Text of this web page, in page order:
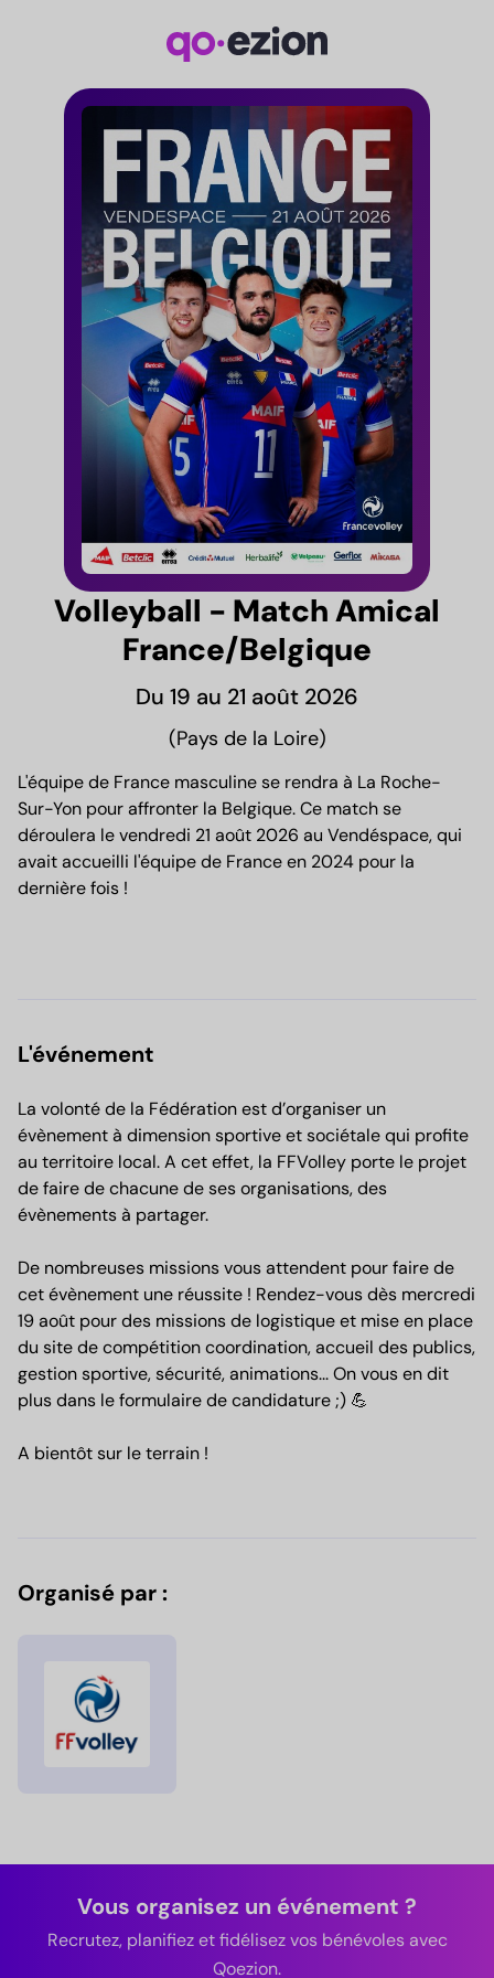
Volleyball - Match Amical
France/Belgique
Du 19 au 21 août 2026
(Pays de la Loire)
L'équipe de France masculine se rendra à La Roche-
Sur-Yon pour affronter la Belgique. Ce match se
déroulera le vendredi 21 août 2026 au Vendéspace, qui
avait accueilli l'équipe de France en 2024 pour la
dernière fois !
L'événement
La volonté de la Fédération est d’organiser un
évènement à dimension sportive et sociétale qui profite
au territoire local. A cet effet, la FFVolley porte le projet
de faire de chacune de ses organisations, des
évènements à partager.
De nombreuses missions vous attendent pour faire de
cet évènement une réussite ! Rendez-vous dès mercredi
19 août pour des missions de logistique et mise en place
du site de compétition coordination, accueil des publics,
gestion sportive, sécurité, animations... On vous en dit
plus dans le formulaire de candidature ;) 💪
A bientôt sur le terrain !
Organisé par :
Vous organisez un événement ?
Recrutez, planifiez et fidélisez vos bénévoles avec
Qoezion.